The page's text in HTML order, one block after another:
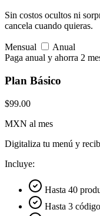
Sin costos ocultos ni
cancela cuando quieras.
Mensual
Anual
Paga anual y ahorra 2
Plan Básico
$99.00
MXN al mes
Digitaliza tu menú y
Incluye:
Hasta 40
Hasta 3